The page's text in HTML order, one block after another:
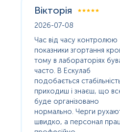
Вікторія
2026-07-08
Час від часу контролюю
показники згортання
тому в лабораторіях
часто. В Ескулаб
подобається
приходиш і знаєш, що
буде організовано
нормально. Черги
швидко, а персонал